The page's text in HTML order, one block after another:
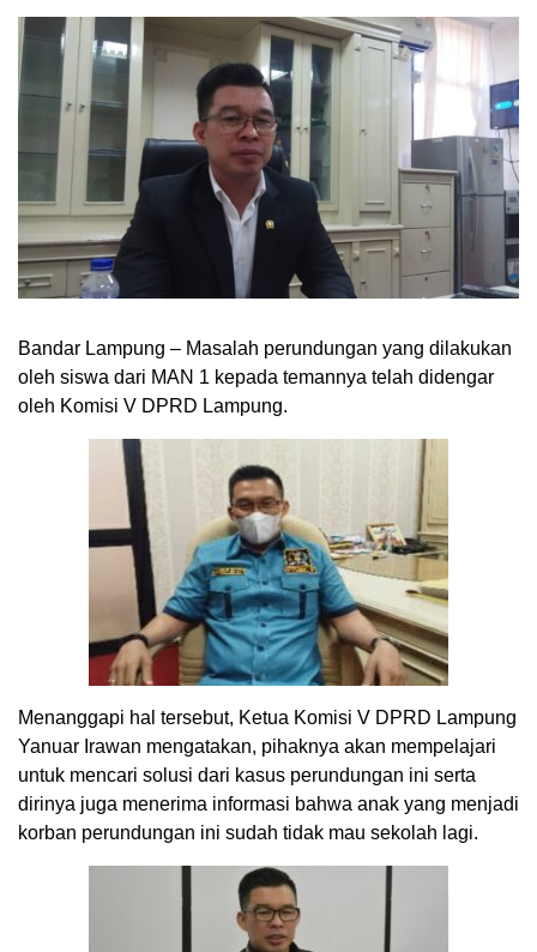
Bandar Lampung – Masalah perundungan yang dilakukan
oleh siswa dari MAN 1 kepada temannya telah didengar
oleh Komisi V DPRD Lampung.
Menanggapi hal tersebut, Ketua Komisi V DPRD Lampung
Yanuar Irawan mengatakan, pihaknya akan mempelajari
untuk mencari solusi dari kasus perundungan ini serta
dirinya juga menerima informasi bahwa anak yang menjadi
korban perundungan ini sudah tidak mau sekolah lagi.